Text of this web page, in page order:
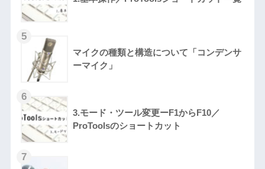
マイクの種類と構造について「コンデンサ
ーマイク」
3.モード・ツール変更ーF1からF10／
ProToolsのショートカット